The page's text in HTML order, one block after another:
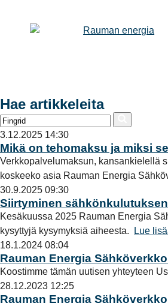
Hae artikkeleita
3.12.2025 14:30
Mikä on tehomaksu ja miksi
Verkkopalvelumaksun, kansankielellä
koskeeko asia Rauman Energia
30.9.2025 09:30
Siirtyminen
Kesäkuussa 2025 Rauman Energia
kysyttyjä kysymyksiä aiheesta.
Lue
18.1.2024 08:04
Rauman Energia
Koostimme tämän uutisen yhteyteen
28.12.2023 12:25
Rauman Energia